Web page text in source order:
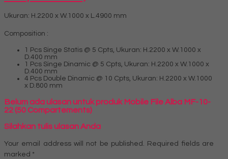
Ukuran: H.2200 x W.1000 x L.4900 mm
Composition :
1 Pcs Singe Statis @ 5 Cpts, Ukuran: H.2200 x W.1000 x
D.400 mm
1 Pcs Singe Dinamic @ 5 Cpts, Ukuran: H.2200 x W.1000 x
D.400 mm
4 Pcs Double Dinamic @ 10 Cpts, Ukuran: H.2200 x W.1000
x D.800 mm
Belum ada ulasan untuk produk Mobile File Alba MF-10-
22 (50 Compartements)
Silahkan tulis ulasan Anda
Your email address will not be published. Required fields are
marked *